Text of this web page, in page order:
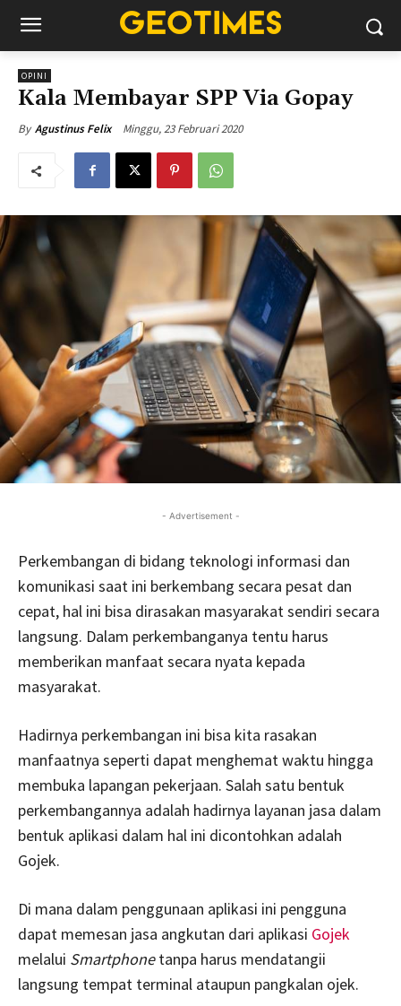
OPINI
Kala Membayar SPP Via Gopay
By Agustinus Felix Minggu, 23 Februari 2020
- Advertisement -
Perkembangan di bidang teknologi informasi dan
komunikasi saat ini berkembang secara pesat dan
cepat, hal ini bisa dirasakan masyarakat sendiri secara
langsung. Dalam perkembanganya tentu harus
memberikan manfaat secara nyata kepada
masyarakat.
Hadirnya perkembangan ini bisa kita rasakan
manfaatnya seperti dapat menghemat waktu hingga
membuka lapangan pekerjaan. Salah satu bentuk
perkembangannya adalah hadirnya layanan jasa dalam
bentuk aplikasi dalam hal ini dicontohkan adalah
Gojek.
Di mana dalam penggunaan aplikasi ini pengguna
dapat memesan jasa angkutan dari aplikasi Gojek
melalui Smartphonetanpa harus mendatangii
langsung tempat terminal ataupun pangkalan ojek.